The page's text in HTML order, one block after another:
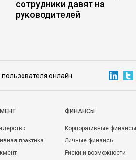
сотрудники давят на
руководителей
пользователя онлайн
практика
ФИНАНСЫ
Корпоративные финансы
Личные финансы
Риски и возможности